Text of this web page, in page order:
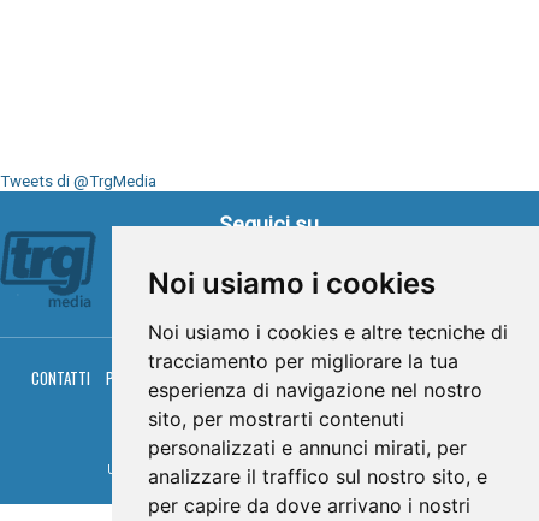
Noi usiamo i cookies
Noi usiamo i cookies e altre tecniche di
tracciamento per migliorare la tua
esperienza di navigazione nel nostro
sito, per mostrarti contenuti
personalizzati e annunci mirati, per
analizzare il traffico sul nostro sito, e
per capire da dove arrivano i nostri
Tweets di @TrgMedia
Seguici su
CONTATTI PRIVACY COOKIES PALINSESTO DIRETTA TV
DIRETTA RADIO
RGM HITRADIO
© TRG Media 2005-2026
Umbria Televisioni s.r.l. - P.I.00496230541 - www.trgmedia.it - Powered by